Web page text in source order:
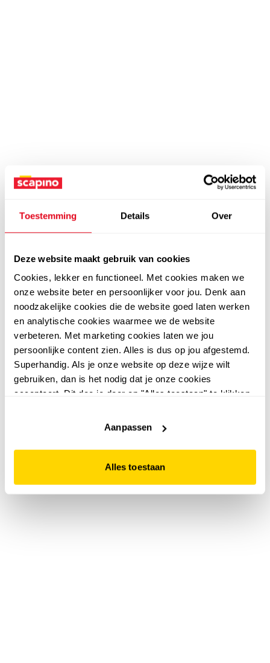
Toestemming Details Over
Deze website maakt gebruik van cookies
Cookies, lekker en functioneel. Met cookies maken we
onze website beter en persoonlijker voor jou. Denk aan
noodzakelijke cookies die de website goed laten werken
en analytische cookies waarmee we de website
verbeteren. Met marketing cookies laten we jou
persoonlijke content zien. Alles is dus op jou afgestemd.
Superhandig. Als je onze website op deze wijze wilt
gebruiken, dan is het nodig dat je onze cookies
accepteert. Dit doe je door op "Alles toestaan" te klikken.
website niet optimaal functioneert.
Aanpassen
Alles toestaan